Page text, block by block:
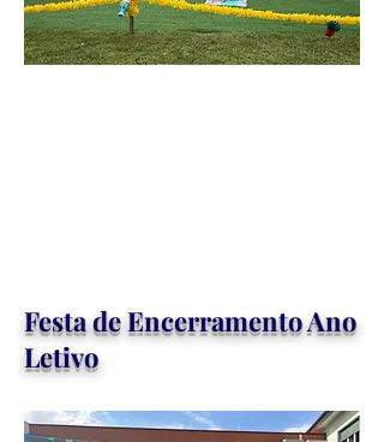
Festa de Encerramento Ano
Letivo